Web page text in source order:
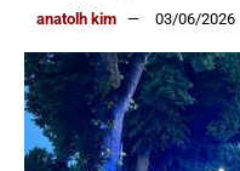
anatolh kim 03/06/2026